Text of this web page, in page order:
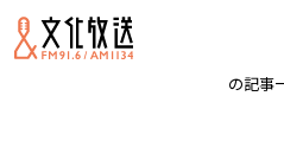
の記事